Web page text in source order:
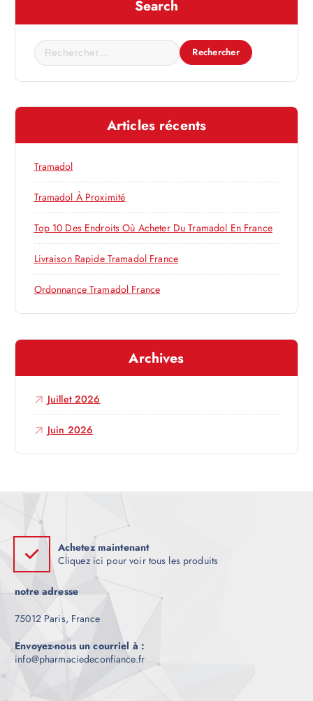
o
d
e
t
i
c
e
Search
R
e
c
e
c
e
r
:
Articles récents
Tramadol
Tramadol À Proximité
Top 10 Des Endroits Où Acheter Du Tramadol En France
Livraison Rapide Tramadol France
Ordonnance Tramadol France
Archives
Juillet 2026
Juin 2026
Achetez maintenant
Cliquez ici pour voir tous les produits
notre adresse
75012 Paris, France
Envoyez-nous un courriel à :
info@pharmaciedeconfiance.fr